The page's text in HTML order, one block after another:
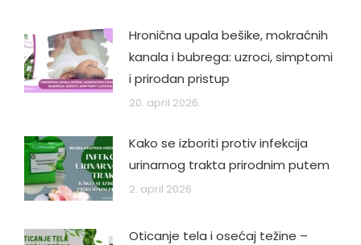
Hronična upala bešike, mokraćnih
kanala i bubrega: uzroci, simptomi
i prirodan pristup
20. april 2026.
Kako se izboriti protiv infekcija
urinarnog trakta prirodnim putem
2. april 2026.
Oticanje tela i osećaj težine –